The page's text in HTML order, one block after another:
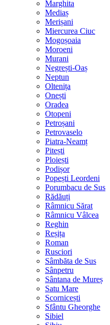
Marghita
Mediaș
Merișani
Miercurea Ciuc
Mogoșoaia
Moroeni
Murani
Negrești-Oaș
Neptun
Oltenița
Onești
Oradea
Otopeni
Petroșani
Petrovaselo
Piatra-Neamț
Pitești
Ploiești
Podișor
Popești Leordeni
Porumbacu de Sus
Rădăuți
Râmnicu Sărat
Râmnicu Vâlcea
Reghin
Reșița
Roman
Rusciori
Sâmbăta de Sus
Sânpetru
Sântana de Mureș
Satu Mare
Scornicești
Sfântu Gheorghe
Sibiel